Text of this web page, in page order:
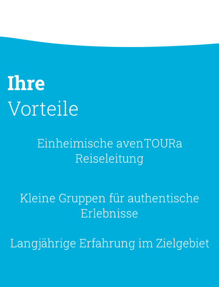
Ihre
Vorteile
Einheimische avenTOURa
Reiseleitung
Kleine Gruppen für authentische
Erlebnisse
Langjährige Erfahrung im Zielgebiet